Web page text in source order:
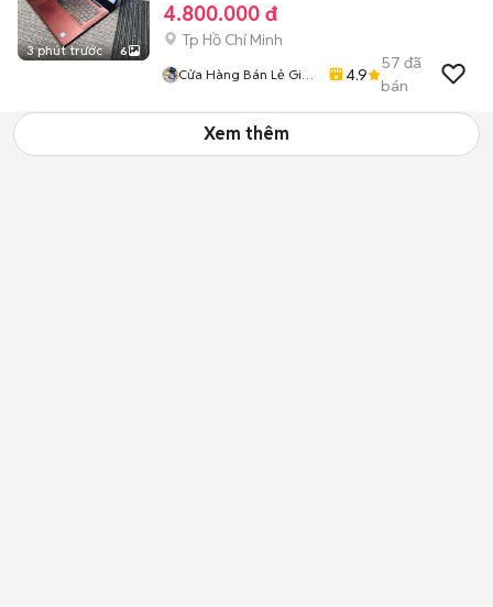
3 phút trước 6
4.800.000 đ
Tp Hồ Chí Minh
Cửa Hàng Bán Lẻ Giá
4.9
57 đã
bán
Xem thêm